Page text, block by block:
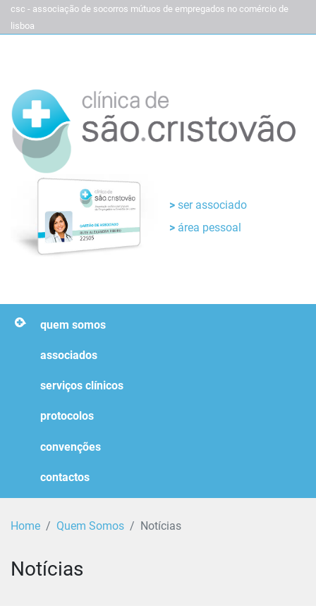
csc - associação de socorros mútuos de empregados no comércio de
lisboa
ser associado
área pessoal
homepage
quem somos
associados
serviços clínicos
protocolos
convenções
contactos
Home Quem Somos Notícias
Notícias